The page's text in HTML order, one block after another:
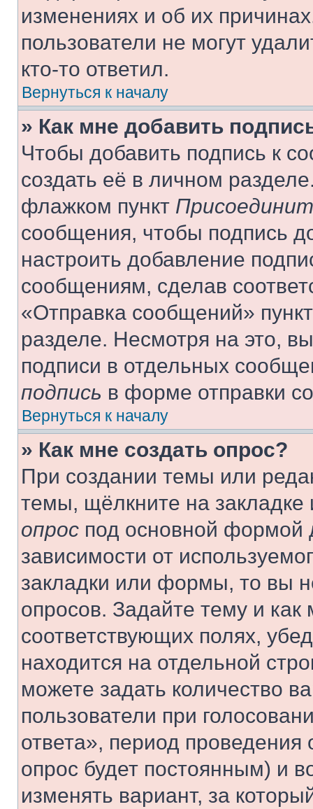
изменениях и об их
пользователи не могут
кто-то ответил.
Вернуться к началу
» Как мне добавить
Чтобы добавить подпись к
создать её в личном
флажком пункт
сообщения, чтобы подпись
настроить добавление
сообщениям, сделав
«Отправка сообщений»
разделе. Несмотря на это,
подписи в отдельных
подпись в форме отправки
Вернуться к началу
» Как мне создать опрос?
При создании темы или
темы, щёлкните на
опрос под основной формой
зависимости от
закладки или формы, то вы
опросов. Задайте тему и
соответствующих полях,
находится на отдельной
можете задать количество
пользователи при
ответа», период проведения
опрос будет постоянным) и
изменять вариант, за